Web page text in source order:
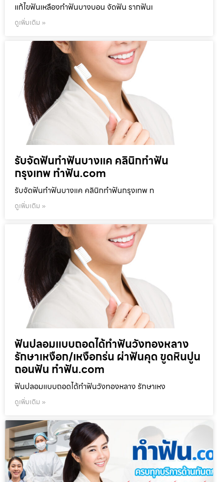
แก้ไขฟันเหลืองทำฟันบางบอน จัดฟัน รากฟันเ
ดูเพิ่มเติม »
รับจัดฟันทำฟันบางแค คลินิกทำฟัน
กรุงเทพ ทำฟัน.com
รับจัดฟันทำฟันบางแค คลินิกทำฟันกรุงเทพ ท
ดูเพิ่มเติม »
ฟันปลอมแบบถอดได้ทำฟันวังทองหลาง
รักษาเหงือก/เหงือกร่น ผ่าฟันคุด ขูดหินปูน
ถอนฟัน ทำฟัน.com
ฟันปลอมแบบถอดได้ทำฟันวังทองหลาง รักษาเหง
ดูเพิ่มเติม »